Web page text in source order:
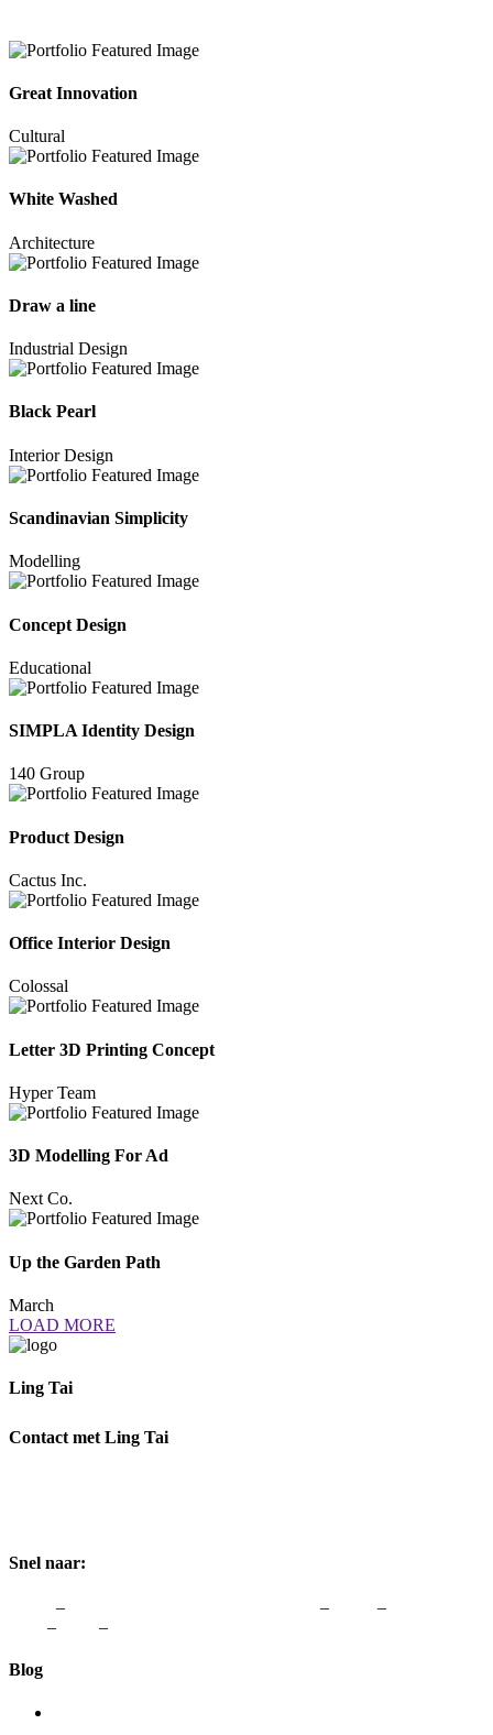
Great Innovation
Cultural
White Washed
Architecture
Draw a line
Industrial Design
Black Pearl
Interior Design
Scandinavian Simplicity
Modelling
Concept Design
Educational
SIMPLA Identity Design
140 Group
Product Design
Cactus Inc.
Office Interior Design
Colossal
Letter 3D Printing Concept
Hyper Team
3D Modelling For Ad
Next Co.
Up the Garden Path
March
LOAD MORE
Ling Tai
Contact met Ling Tai
Snel naar:
– – –
– –
Blog